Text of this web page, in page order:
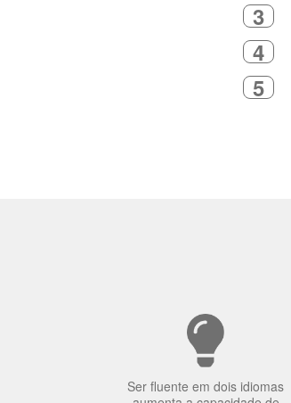
3
4
5
Ser fluente em dois idiomas